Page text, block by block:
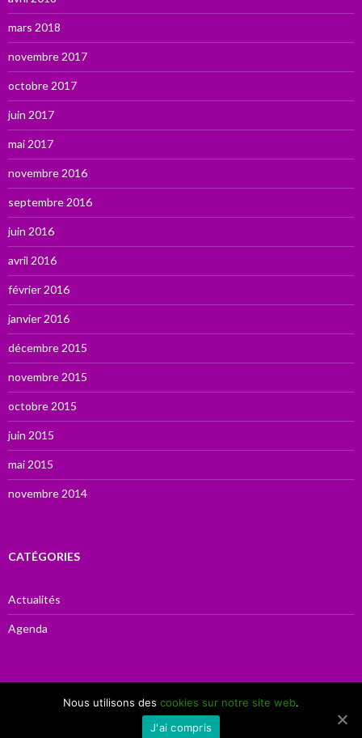
mars 2018
novembre 2017
octobre 2017
juin 2017
mai 2017
novembre 2016
septembre 2016
juin 2016
avril 2016
février 2016
janvier 2016
décembre 2015
novembre 2015
octobre 2015
juin 2015
mai 2015
novembre 2014
CATÉGORIES
Actualités
Agenda
Route d’Anton 302—5300Bonneville (Andenne)
Nous utilisons des cookies sur notre site web.
J'ai compris